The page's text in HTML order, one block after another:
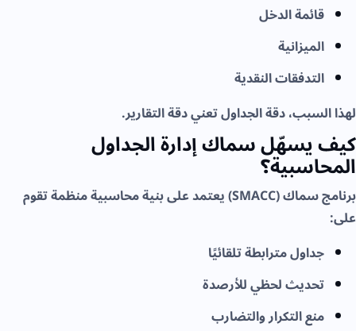
قائمة الدخل
الميزانية
التدفقات النقدية
لهذا السبب، دقة الجداول تعني دقة التقارير.
كيف يسهّل سماك إدارة الجداول
المحاسبية؟
برنامج سماك (SMACC) يعتمد على بنية محاسبية منظمة تقوم
على:
جداول مترابطة تلقائيًا
تحديث لحظي للأرصدة
منع التكرار والتضارب